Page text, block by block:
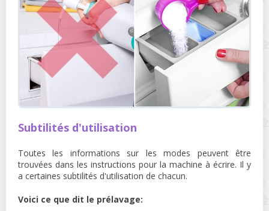
Subtilités d'utilisation
Toutes les informations sur les modes peuvent être
trouvées dans les instructions pour la machine à écrire. Il y
a certaines subtilités d'utilisation de chacun.
Voici ce que dit le prélavage: